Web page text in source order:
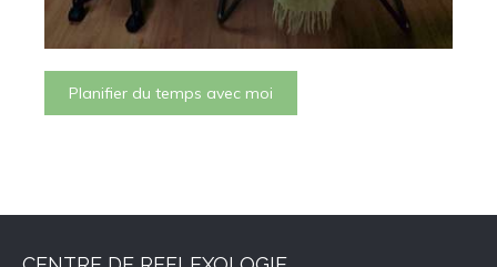
Planifier du temps avec moi